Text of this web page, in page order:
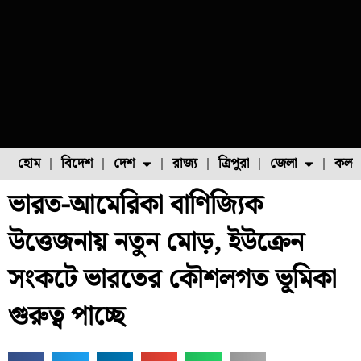
হোম বিদেশ দেশ
ফুল চাষ ফল চাষ মাছ চাষ
রাজ্য ত্রিপুরা জেলা
ভারত-আমেরিকা বাণিজ্যিক
উত্তেজনায় নতুন মোড়, ইউক্রেন
সংকটে ভারতের কৌশলগত ভূমিকা
গুরুত্ব পাচ্ছে